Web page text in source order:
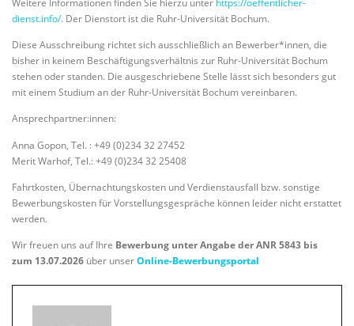
Weitere Informationen finden Sie hierzu unter https://oeffentlicher-
dienst.info/. Der Dienstort ist die Ruhr-Universität Bochum.
Diese Ausschreibung richtet sich ausschließlich an Bewerber*innen, die
bisher in keinem Beschäftigungsverhältnis zur Ruhr-Universität Bochum
stehen oder standen. Die ausgeschriebene Stelle lässt sich besonders gut
mit einem Studium an der Ruhr-Universität Bochum vereinbaren.
Ansprechpartner:innen:
Anna Gopon, Tel. : +49 (0)234 32 27452
Merit Warhof, Tel.: +49 (0)234 32 25408
Fahrtkosten, Übernachtungskosten und Verdienstausfall bzw. sonstige
Bewerbungskosten für Vorstellungsgespräche können leider nicht erstattet
werden.
Wir freuen uns auf Ihre Bewerbung unter Angabe der ANR 5843 bis
zum 13.07.2026 über unserOnline-Bewerbungsportal